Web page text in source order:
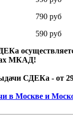
руб 790 руб
590 руб
МКАД!
СДЕКа - от
в Москве и